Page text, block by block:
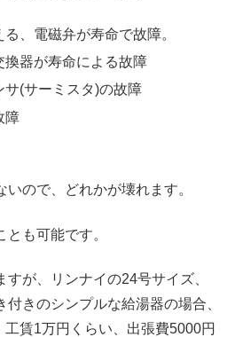
、電磁弁が寿命で故障。
換器が寿命による故障
(サーミスタ)の故障
障
ので、どれかが壊れます。
も可能です。
が、リンナイの24号サイズ、
きのシンプルな給湯器の場合、
賃1万円くらい、出張費5000円